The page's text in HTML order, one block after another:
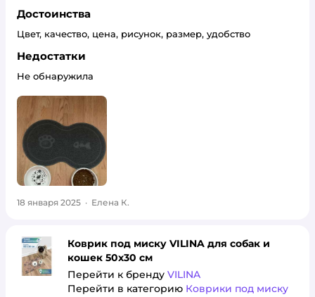
Достоинства
Цвет, качество, цена, рисунок, размер, удобство
Недостатки
Не обнаружила
18 января 2025 · Елена К.
Коврик под миску VILINA для собак и
кошек 50х30 см
Перейти к бренду VILINA
Перейти в категорию Коврики под миску